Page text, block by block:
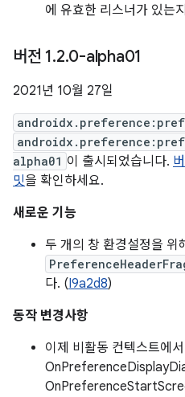
에 유효한 리스너가 있는
버전 1.2.0-alpha01
2021년 10월 27일
alpha01 이 출시되었습니다.
밋을 확인하세요.
새로운 기능
두 개의 창 환경설정을 위
다. (I9a2d8)
동작 변경사항
이제 비활동 컨텍스트에서